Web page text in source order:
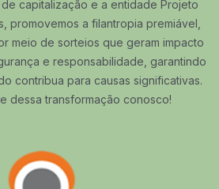
capitalização e a entidade Projeto
promovemos a filantropia premiável,
meio de sorteios que geram impacto
e responsabilidade, garantindo
contribua para causas significativas.
dessa transformação conosco!